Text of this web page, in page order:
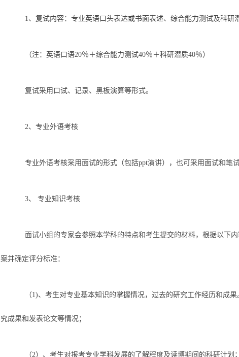
1、复试内容：专业英语口头表达或书面表述、综合能力测试及科研
（注：英语口语20％＋综合能力测试40％＋科研潜质40％）
复试采用口试、记录、黑板演算等形式。
2、专业外语考核
专业外语考核采用面试的形式（包括ppt演讲），也可采用面试和笔
3、 专业知识考核
面试小组的专家会参照本学科的特点和考生提交的材料，根据以下
案并确定评分标准：
（1)、考生对专业基本知识的掌握情况，过去的研究工作经历和成
究成果和发表论文等情况；
（2）、考生对报考专业学科发展的了解程度及读博期间的科研计划；